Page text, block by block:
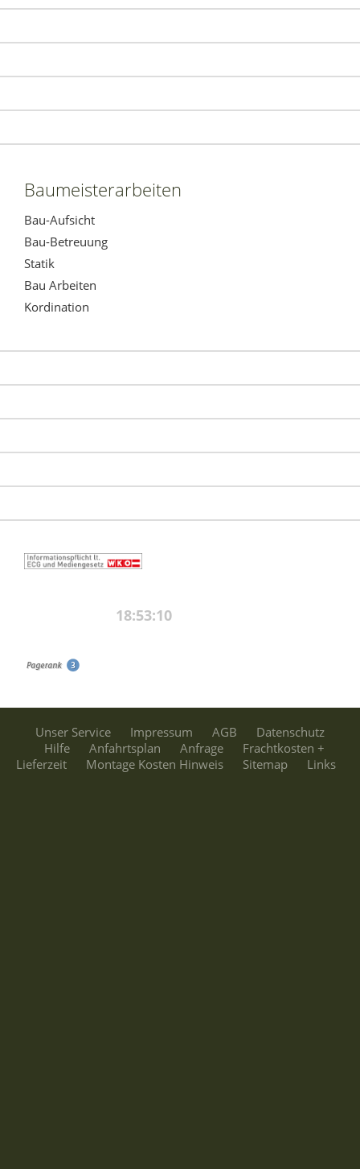
Baumeisterarbeiten
Bau-Aufsicht
Bau-Betreuung
Statik
Bau Arbeiten
Kordination
Unser Service Impressum AGB
Datenschutz
Hilfe
Anfahrtsplan Anfrage
Frachtkosten +
Lieferzeit
Montage Kosten Hinweis Sitemap Links